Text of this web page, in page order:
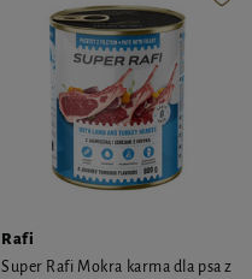
Rafi
Super Rafi Mokra karma dla psa z